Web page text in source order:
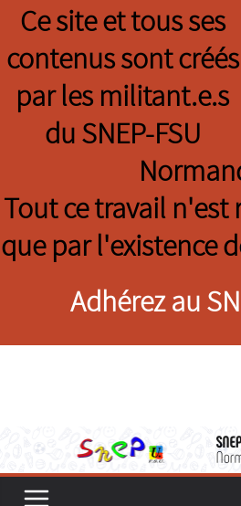
Ce site et tous ses
contenus sont créés
par les militant.e.s
du SNEP-FSU
Tout ce travail n'est
que par l'existence
Adhérez au